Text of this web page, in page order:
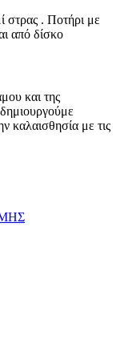
στρας . Ποτήρι με
από δίσκο
και της
καλαισθησία με τις